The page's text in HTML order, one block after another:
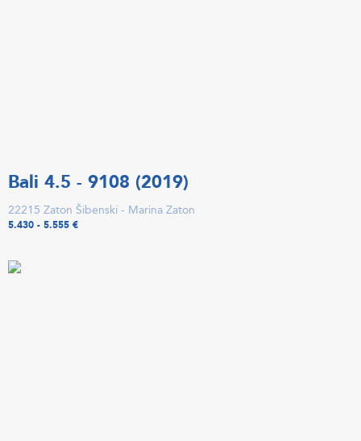
Bali 4.5 - 9108 (2019)
22215 Zaton Šibenski - Marina Zaton
5.430 - 5.555 €